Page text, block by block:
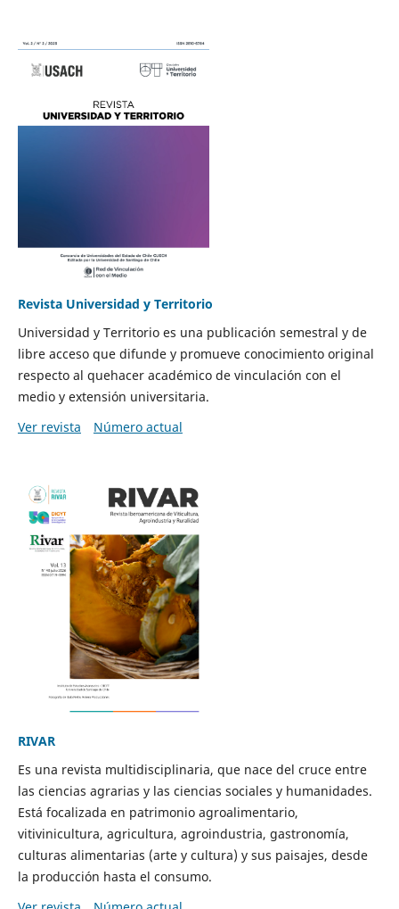
Revista Universidad y Territorio
Universidad y Territorio es una publicación semestral y de
libre acceso que difunde y promueve conocimiento original
respecto al quehacer académico de vinculación con el
medio y extensión universitaria.
Ver revista
Número actual
RIVAR
Es una revista multidisciplinaria, que nace del cruce entre
las ciencias agrarias y las ciencias sociales y humanidades.
Está focalizada en patrimonio agroalimentario,
vitivinicultura, agricultura, agroindustria, gastronomía,
culturas alimentarias (arte y cultura) y sus paisajes, desde
la producción hasta el consumo.